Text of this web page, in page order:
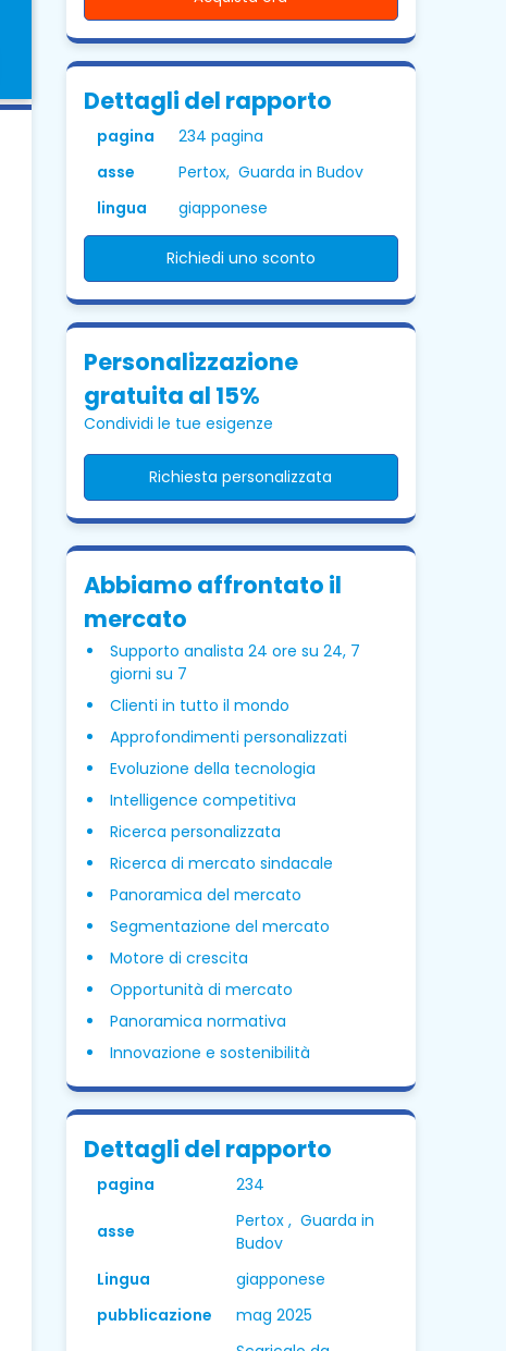
Dettagli del rapporto
pagina
234 pagina
asse
Pertox, Guarda in Budov
lingua
giapponese
Richiedi uno sconto
Personalizzazione
gratuita al 15%
Condividi le tue esigenze
Richiesta personalizzata
Abbiamo affrontato il
mercato
Supporto analista 24 ore su 24, 7
giorni su 7
Clienti in tutto il mondo
Approfondimenti personalizzati
Evoluzione della tecnologia
Intelligence competitiva
Ricerca personalizzata
Ricerca di mercato sindacale
Panoramica del mercato
Segmentazione del mercato
Motore di crescita
Opportunità di mercato
Panoramica normativa
Innovazione e sostenibilità
Dettagli del rapporto
pagina 234
asse
Pertox , Guarda in
Budov
Lingua
giapponese
pubblicazione
mag 2025